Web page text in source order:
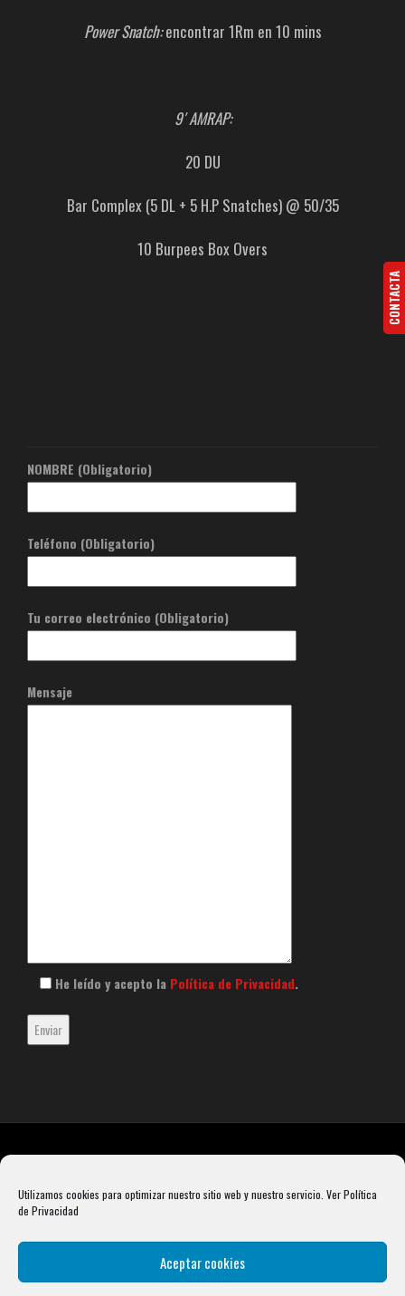
Utilizamos cookies para optimizar nuestro sitio web y nuestro servicio. Ver Política
de Privacidad
Aceptar cookies
Power Snatch:encontrar 1Rm en 10 mins
9′ AMRAP:
20 DU
Bar Complex (5 DL + 5 H.P Snatches) @ 50/35
10 Burpees Box Overs
NOMBRE (Obligatorio)
Teléfono (Obligatorio)
Tu correo electrónico (Obligatorio)
Mensaje
He leído y acepto la Política de Privacidad.
CONTACTA